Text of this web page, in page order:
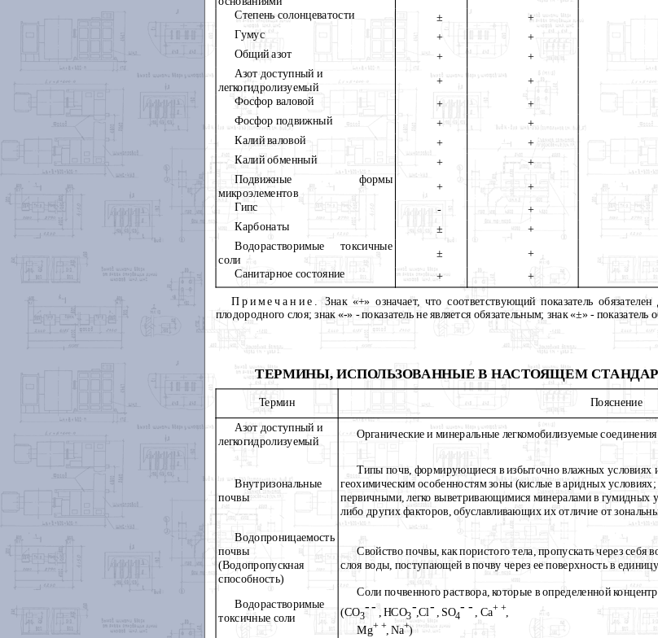
Степень солонцеватости
± +
Гумус + +
Общий азот + +
Азот доступный и
легкогидролизуемый
+ +
Фосфор валовой + +
Фосфор подвижный
+ +
Калий валовой
+ +
Калий обменный + +
Подвижные формы
микроэлементов
+ +
Гипс
- +
Карбонаты ± +
Водорастворимые токсичные
соли
± +
Санитарное состояние
+ +
Примечание. Знак «+» означает, что соответствующий показатель
плодородного слоя; знак «-» -показатель не является обязательным; знак «±»-показатель
ТЕРМИНЫ, ИСПОЛЬЗОВАННЫЕ В НАСТОЯЩЕМ
Термин Пояснение
Азот доступный и
легкогидролизуемый
Органические и минеральные легкомобилизуемые
Внутризональные
почвы
Типы почв, формирующиеся в избыточно влажных условиях
геохимическим особенностям зоны (кислые в аридных
первичными, легко выветривающимися минералами в гумидных
либо других факторов, обуславливающих их отличие от
Водопроницаемость
почвы
(Водопропускная
способность)
Свойство почвы, как пористого тела, пропускать через
слоя воды, поступающей в почву через ее поверхность в
Водорастворимые
токсичные соли
Соли почвенного раствора, которые в определенной
(СО3
-- , НСО3
-,Сl-, SО4
- - , Са+ +,
Mg+ +,Na+)